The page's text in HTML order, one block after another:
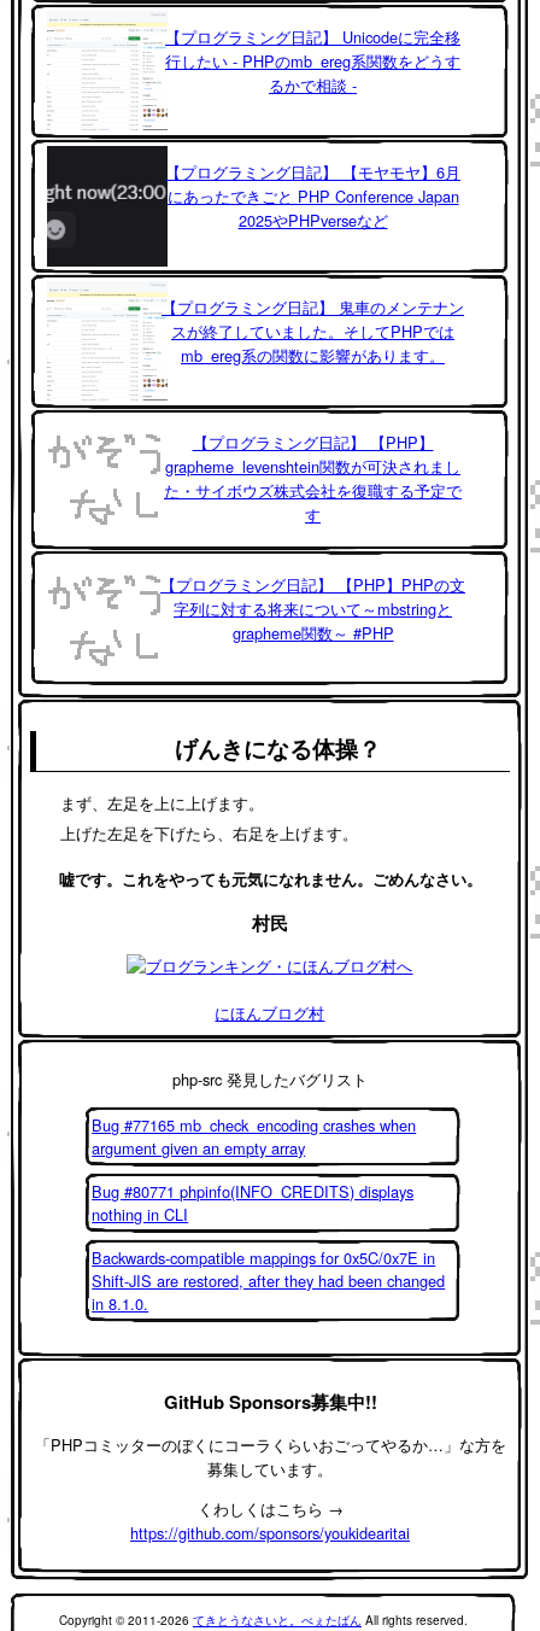
【プログラミング日記】 Unicodeに完全移
行したい - PHPのmb_ereg系関数をどうす
るかで相談 -
【プログラミング日記】 【モヤモヤ】6月
にあったできごと PHP Conference Japan
2025やPHPverseなど
【プログラミング日記】 鬼車のメンテナン
スが終了していました。そしてPHPでは
mb_ereg系の関数に影響があります。
【プログラミング日記】 【PHP】
grapheme_levenshtein関数が可決されまし
た・サイボウズ株式会社を復職する予定で
す
【プログラミング日記】 【PHP】PHPの文
字列に対する将来について～mbstringと
grapheme関数～ #PHP
げんきになる体操？
まず、左足を上に上げます。
上げた左足を下げたら、右足を上げます。
嘘です。これをやっても元気になれません。ごめんなさい。
村民
にほんブログ村
php-src 発見したバグリスト
Bug #77165 mb_check_encoding crashes when
argument given an empty array
Bug #80771 phpinfo(INFO_CREDITS) displays
nothing in CLI
Backwards-compatible mappings for 0x5C/0x7E in
Shift-JIS are restored, after they had been changed
in 8.1.0.
GitHub Sponsors募集中!!
「PHPコミッターのぼくにコーラくらいおごってやるか…」な方を
募集しています。
くわしくはこちら →
https://github.com/sponsors/youkidearitai
Copyright © 2011-2026 てきとうなさいと。べぇたばん All rights reserved.